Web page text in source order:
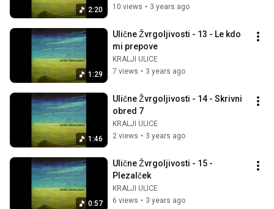
2:20
10 views • 3 years ago
1:29
Ulične Žvrgoljivosti - 13 - Le kdo
mi prepove
KRALJI ULICE
7 views • 3 years ago
1:46
Ulične Žvrgoljivosti - 14 - Skrivni
obred 7
KRALJI ULICE
2 views • 3 years ago
0:57
Ulične Žvrgoljivosti - 15 -
Plezalček
KRALJI ULICE
6 views • 3 years ago